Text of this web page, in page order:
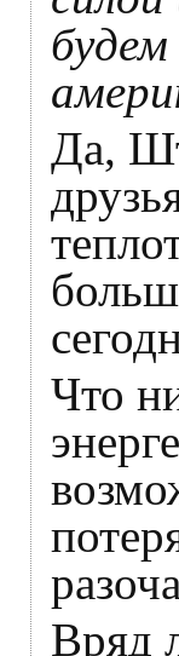
Да,
Что
Вряд